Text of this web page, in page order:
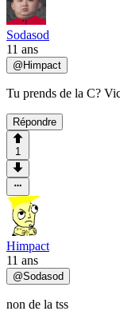
Sodasod
11 ans
@Himpact
Tu prends de la C?
Répondre
1
Himpact
11 ans
@Sodasod
non de la tss